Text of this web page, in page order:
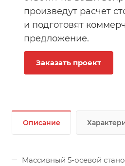
произведут расчет
и подготовят
предложение.
Заказать проект
Описание
Массивный 5-осевой